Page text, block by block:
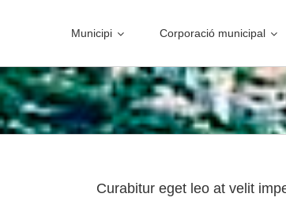
Municipi Corporació municipal
Curabitur eget leo at velit